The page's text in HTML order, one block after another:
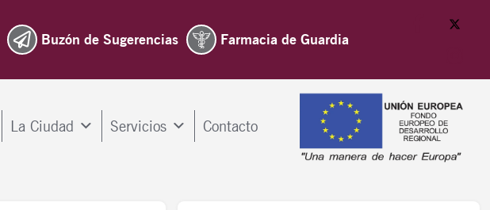
Buzón de Sugerencias Farmacia de Guardia
La Ciudad Servicios Contacto